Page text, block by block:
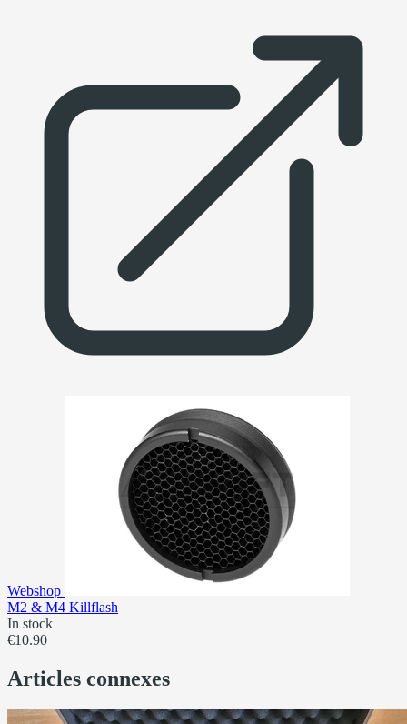
Webshop
M2 & M4 Killflash
In stock
€10.90
Articles connexes